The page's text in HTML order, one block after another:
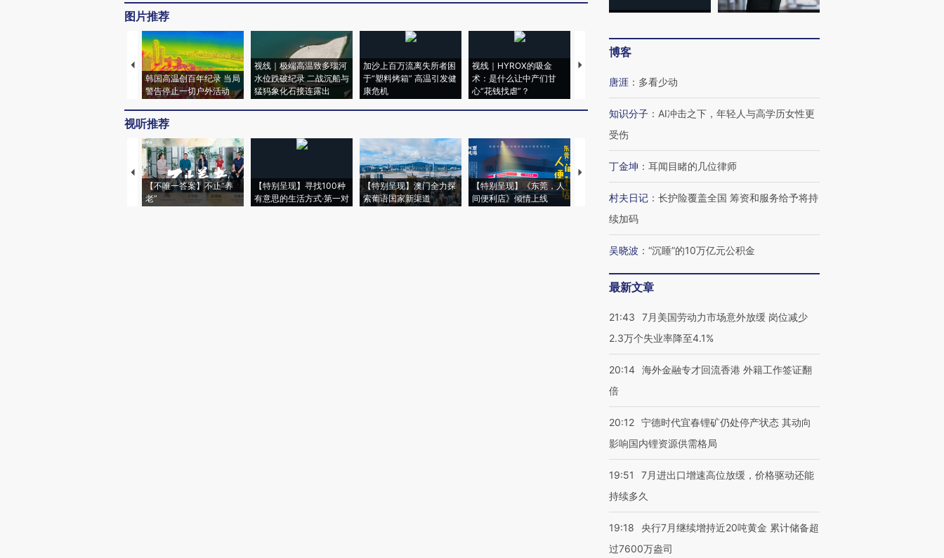
图片推荐
韩国高温创百年纪录 当局
警告停止一切户外活动
视线｜极端高温致多瑙河
水位跌破纪录 二战沉船与
猛犸象化石接连露出
加沙上百万流离失所者困
于“塑料烤箱” 高温引发健
康危机
视线｜HYROX的吸金
术：是什么让中产们甘
心“花钱找虐”？
马航飞行员跨国走私7万
粒摇头丸 尿检体内含3种
视听推荐
【不唯一答案】不止“养
老”
【特别呈现】寻找100种
有意思的生活方式·第一对
【特别呈现】澳门全力探
索葡语国家新渠道
【特别呈现】《东莞，人
间便利店》倾情上线
【推广】走进第四届链博
会，让数智科技“链”接产
【特别呈现】寻找100种
有意思的生活方式·第三对
CFO：不靠规模取胜，华
住三大增长引擎是什么？
博客
唐涯 ： 多看少动
知识分子 ： AI冲击之下，年轻人与高学历女性更
受伤
丁金坤 ： 耳闻目睹的几位律师
村夫日记 ： 长护险覆盖全国 筹资和服务给予将持
续加码
吴晓波 ： “沉睡”的10万亿元公积金
最新文章
21:43
7月美国劳动力市场意外放缓 岗位减少
2.3万个失业率降至4.1%
20:14 海外金融专才回流香港 外籍工作签证翻
倍
20:12 宁德时代宜春锂矿仍处停产状态 其动向
影响国内锂资源供需格局
19:51
7月进出口增速高位放缓，价格驱动还能
持续多久
19:18
央行7月继续增持近20吨黄金 累计储备超
过7600万盎司